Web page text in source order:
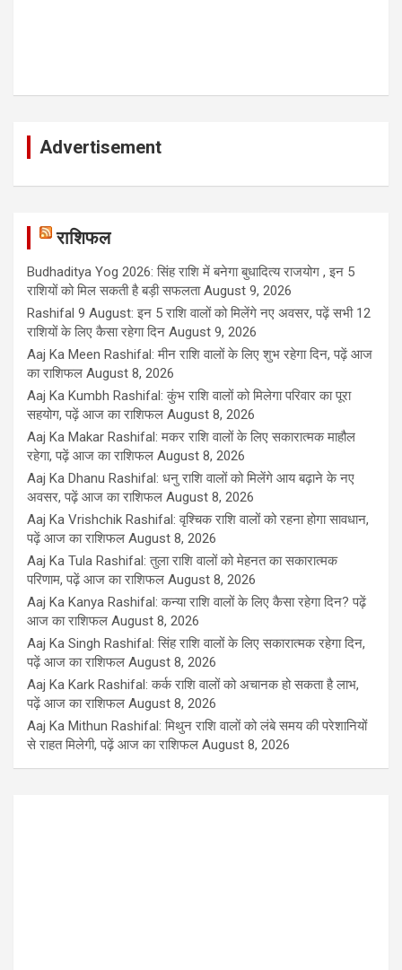
Advertisement
राशिफल
Budhaditya Yog 2026: सिंह राशि में बनेगा बुधादित्य राजयोग , इन 5
राशियों को मिल सकती है बड़ी सफलता August 9, 2026
Rashifal 9 August: इन 5 राशि वालों को मिलेंगे नए अवसर, पढ़ें सभी 12
राशियों के लिए कैसा रहेगा दिन August 9, 2026
Aaj Ka Meen Rashifal: मीन राशि वालों के लिए शुभ रहेगा दिन, पढ़ें आज
का राशिफल August 8, 2026
Aaj Ka Kumbh Rashifal: कुंभ राशि वालों को मिलेगा परिवार का पूरा
सहयोग, पढ़ें आज का राशिफल August 8, 2026
Aaj Ka Makar Rashifal: मकर राशि वालों के लिए सकारात्मक माहौल
रहेगा, पढ़ें आज का राशिफल August 8, 2026
Aaj Ka Dhanu Rashifal: धनु राशि वालों को मिलेंगे आय बढ़ाने के नए
अवसर, पढ़ें आज का राशिफल August 8, 2026
Aaj Ka Vrishchik Rashifal: वृश्चिक राशि वालों को रहना होगा सावधान,
पढ़ें आज का राशिफल August 8, 2026
Aaj Ka Tula Rashifal: तुला राशि वालों को मेहनत का सकारात्मक
परिणाम, पढ़ें आज का राशिफल August 8, 2026
Aaj Ka Kanya Rashifal: कन्या राशि वालों के लिए कैसा रहेगा दिन? पढ़ें
आज का राशिफल August 8, 2026
Aaj Ka Singh Rashifal: सिंह राशि वालों के लिए सकारात्मक रहेगा दिन,
पढ़ें आज का राशिफल August 8, 2026
Aaj Ka Kark Rashifal: कर्क राशि वालों को अचानक हो सकता है लाभ,
पढ़ें आज का राशिफल August 8, 2026
Aaj Ka Mithun Rashifal: मिथुन राशि वालों को लंबे समय की परेशानियों
से राहत मिलेगी, पढ़ें आज का राशिफल August 8, 2026